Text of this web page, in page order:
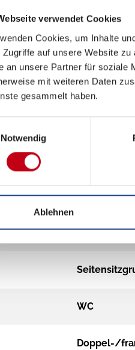
verwendet Cookies
Cookies, um Inhalte
Zugriffe auf unsere Website
an unsere Partner für soziale
mit weiteren Daten
gesammelt haben.
Notwendig
Ablehnen
4
WC
Doppel-/